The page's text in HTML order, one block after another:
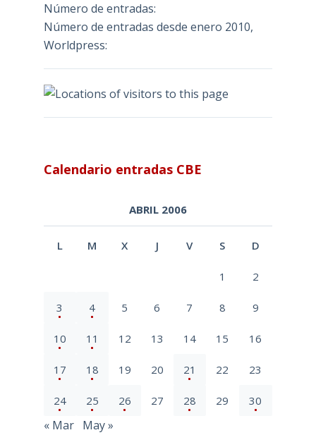
Número de entradas:
Número de entradas desde enero 2010,
Worldpress:
Calendario entradas CBE
ABRIL 2006
L M X J V S D
1 2
3 4 5 6 7 8 9
10 11 12 13 14 15 16
17 18 19 20 21 22 23
24 25 26 27 28 29 30
« Mar May »